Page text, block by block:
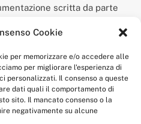
Cookie
per memorizzare e/o accedere alle
per migliorare l'esperienza di
personalizzati. Il consenso a queste
dati quali il comportamento di
sito. Il mancato consenso o la
negativamente su alcune
scritta da parte
presso l’Ufficio Italiano
del 9 febbraio 2017.